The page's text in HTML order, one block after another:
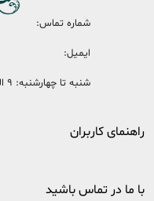
شماره تماس:
ایمیل:
شنبه تا چهارشنبه: 9 الی 19 ، پنجشنبه 9:30 الی 13:30
راهنمای کاربران
با ما در تماس باشید